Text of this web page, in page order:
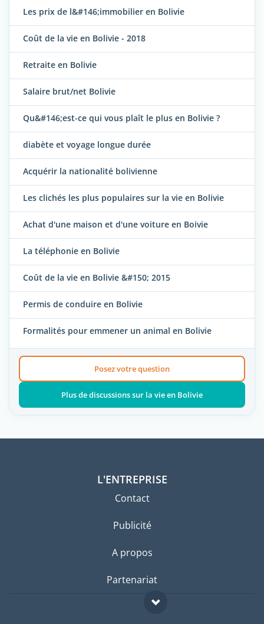
Les prix de l&#146;immobilier en Bolivie
Coût de la vie en Bolivie - 2018
Retraite en Bolivie
Salaire brut/net Bolivie
Qu&#146;est-ce qui vous plaît le plus en Bolivie ?
diabète et voyage longue durée
Acquérir la nationalité bolivienne
Les clichés les plus populaires sur la vie en Bolivie
Achat d'une maison et d'une voiture en Boivie
La téléphonie en Bolivie
Coût de la vie en Bolivie &#150; 2015
Permis de conduire en Bolivie
Formalités pour emmener un animal en Bolivie
Posez votre question
Plus de discussions sur la vie en Bolivie
L'ENTREPRISE
Contact
Publicité
A propos
Partenariat